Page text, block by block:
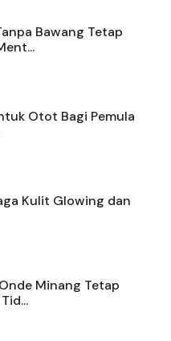
Bawang Tetap
Otot Bagi Pemula
Kulit Glowing dan
Minang Tetap